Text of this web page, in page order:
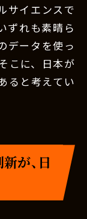
サイエンスで
ずれも素晴ら
データを使っ
こに、日本が
ると考えてい
が、日